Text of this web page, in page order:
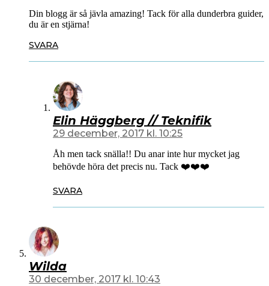
Din blogg är så jävla amazing! Tack för alla dunderbra guider,
du är en stjärna!
SVARA
Elin Häggberg // Teknifik
29 december, 2017 kl. 10:25
Åh men tack snälla!! Du anar inte hur mycket jag
behövde höra det precis nu. Tack ❤️❤️❤️
SVARA
Wilda
30 december, 2017 kl. 10:43